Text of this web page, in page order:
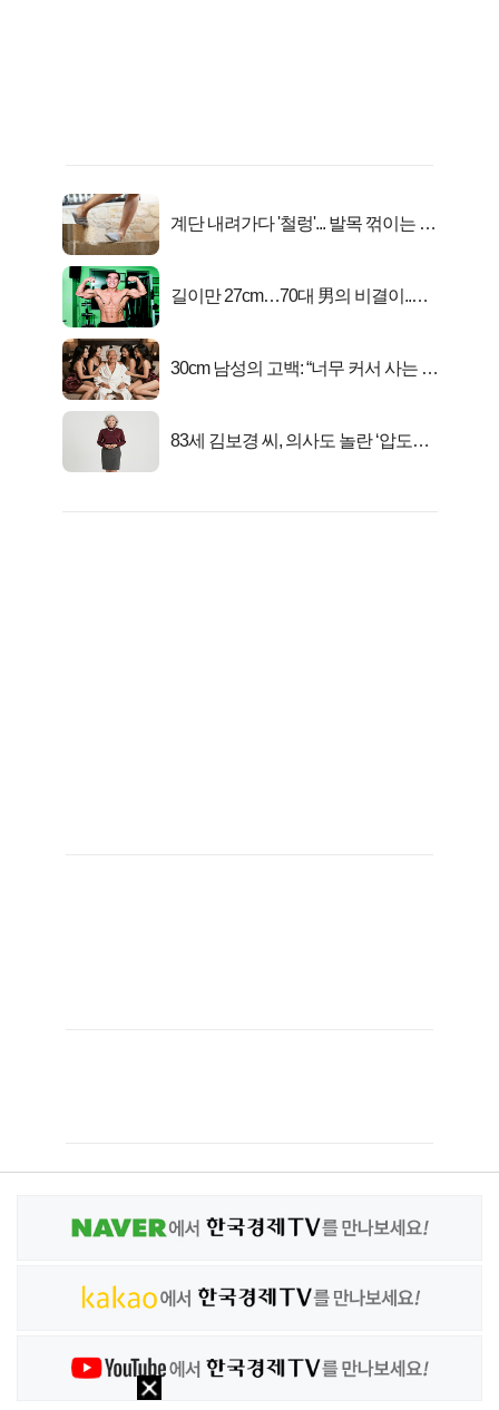
계단 내려가다 '철렁'... 발목 꺾이는 이
길이만 27cm…70대 男의 비결이..충
30cm 남성의 고백: “너무 커서 사는 게
83세 김보경 씨, 의사도 놀란 ‘압도적